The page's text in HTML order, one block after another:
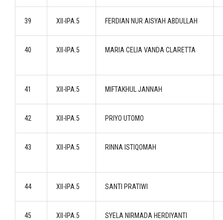
39 XII-IPA.5 FERDIAN NUR AISYAH ABDULLAH
40 XII-IPA.5 MARIA CELIA VANDA CLARETTA
41 XII-IPA.5 MIFTAKHUL JANNAH
42 XII-IPA.5 PRIYO UTOMO
43 XII-IPA.5 RINNA ISTIQOMAH
44 XII-IPA.5 SANTI PRATIWI
45 XII-IPA.5 SYELA NIRMADA HERDIYANTI